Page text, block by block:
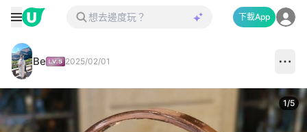
下載App
Be 2025/02/01
1/5